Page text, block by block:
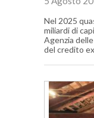
Nel 2025
miliardi di
Agenzia
del credito